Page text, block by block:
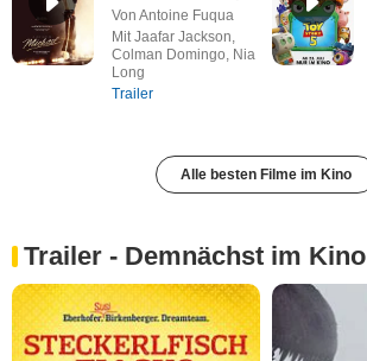
Von Antoine Fuqua
Mit Jaafar Jackson,
Colman Domingo, Nia
Long
Trailer
Alle besten Filme im Kino
Trailer - Demnächst im Kino